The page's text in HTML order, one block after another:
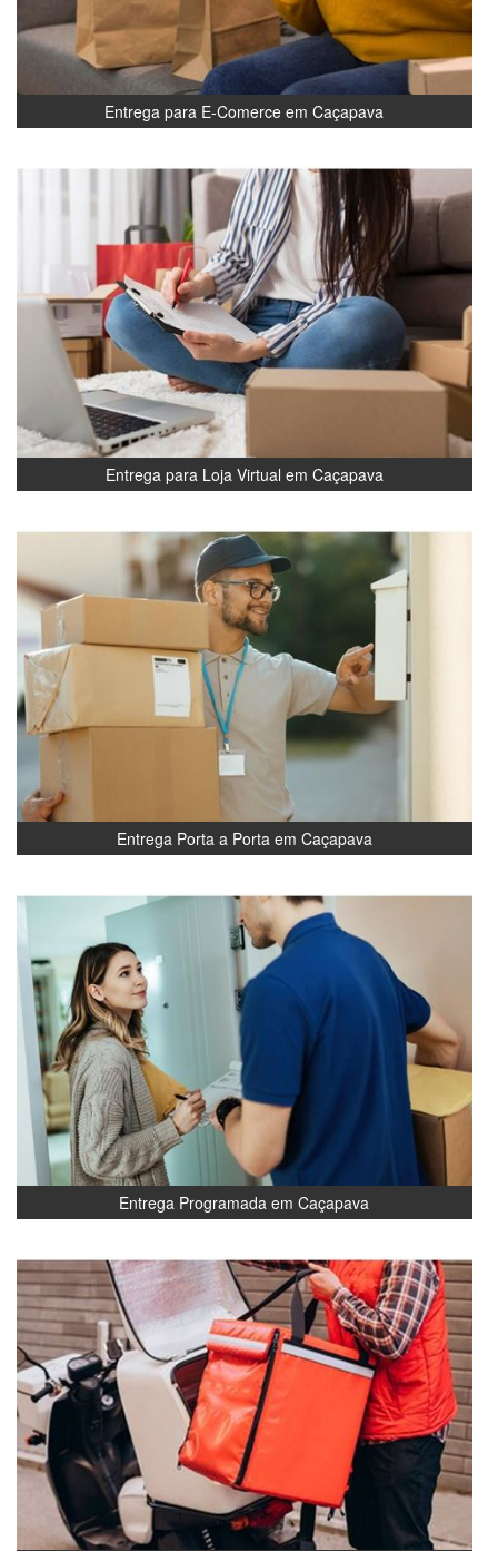
Entrega para E-Comerce em Caçapava
Entrega para Loja Virtual em Caçapava
Entrega Porta a Porta em Caçapava
Entrega Programada em Caçapava